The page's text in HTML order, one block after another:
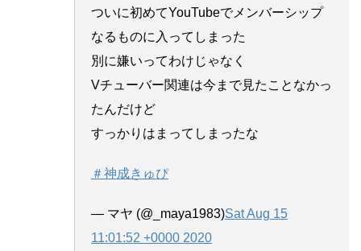
ついに初めてYouTubeでメンバーシップ
なるものに入ってしまった
別に嫌いってわけじゃなく
Vチューバー関連は今まで見たことなかっ
たんだけど
すっかりはまってしまったな
＃神成きゅぴ
— マヤ (@_maya1983)Sat Aug 15
11:01:52 +0000 2020